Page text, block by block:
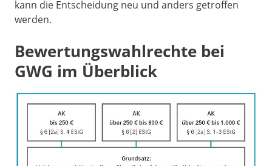
kann die Entscheidung neu und anders getroffen
werden.
Bewertungswahlrechte bei
GWG im Überblick